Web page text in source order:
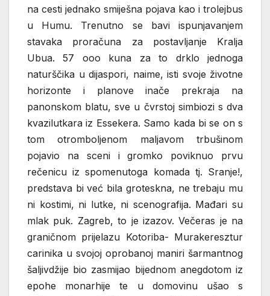
na cesti jednako smiješna pojava kao i trolejbus
u Humu. Trenutno se bavi ispunjavanjem
stavaka proračuna za postavljanje Kralja
Ubua. 57 ooo kuna za to drklo jednoga
naturščika u dijaspori, naime, isti svoje životne
horizonte i planove inače prekraja na
panonskom blatu, sve u čvrstoj simbiozi s dva
kvazilutkara iz Essekera. Samo kada bi se on s
tom otromboljenom maljavom trbušinom
pojavio na sceni i gromko poviknuo prvu
rečenicu iz spomenutoga komada tj. Sranje!,
predstava bi već bila groteskna, ne trebaju mu
ni kostimi, ni lutke, ni scenografija. Mađari su
mlak puk. Zagreb, to je izazov. Večeras je na
graničnom prijelazu Kotoriba- Murakeresztur
carinika u svojoj oprobanoj maniri šarmantnog
šaljivdžije bio zasmijao bijednom anegdotom iz
epohe monarhije te u domovinu ušao s